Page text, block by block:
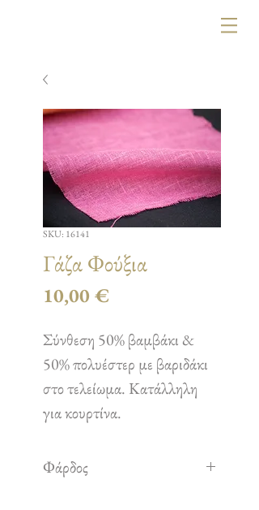
SKU: 16141
Γάζα Φούξια
10,00 €
Σύνθεση 50% βαμβάκι &
50% πολυέστερ με βαριδάκι
στο τελείωμα. Κατάλληλη
για κουρτίνα.
Φάρδος